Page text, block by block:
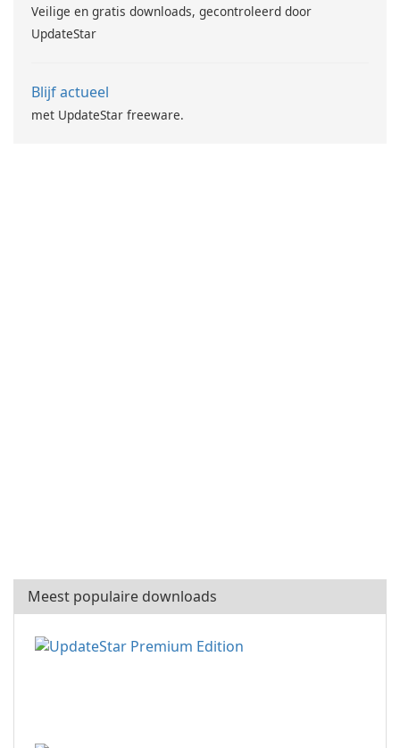
Veilige en gratis downloads, gecontroleerd door
UpdateStar
Blijf actueel
met UpdateStar freeware.
Meest populaire downloads